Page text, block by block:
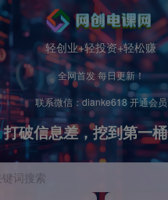
轻创业+轻投资+轻松赚
全网首发 每日更新！
联系微信：dianke618 开通会员
打破信息差，挖到第一
词搜索